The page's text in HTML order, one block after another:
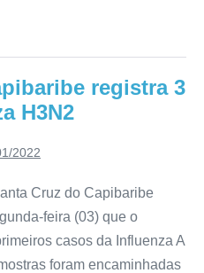
registra 3
H3N2
2022
Cruz do Capibaribe
feira (03) que o
casos da Influenza A
foram encaminhadas